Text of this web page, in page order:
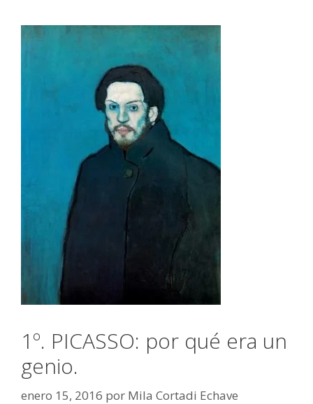
1º. PICASSO: por qué era un
genio.
enero 15, 2016 por Mila Cortadi Echave